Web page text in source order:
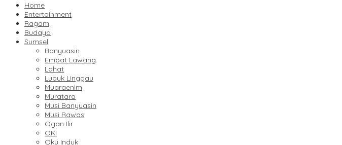
Home
Entertainment
Ragam
Budaya
Sumsel
Banyuasin
Empat Lawang
Lahat
Lubuk Linggau
Muaraenim
Muratara
Musi Banyuasin
Musi Rawas
Ogan Ilir
OKI
Oku Induk